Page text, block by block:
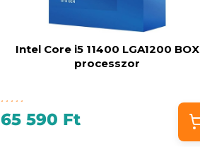
Intel Core i5 11400 LGA1200 BOX
processzor
65 590 Ft